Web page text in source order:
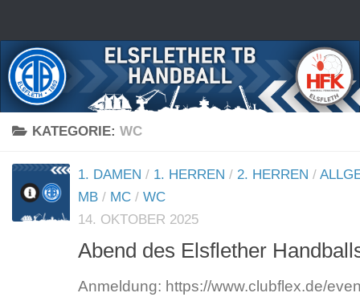
KATEGORIE: WC
1. DAMEN / 1. HERREN / 2. HERREN /
MB / MC / WC
14. OKTOBER 2025
Abend des Elsflether
Anmeldung: https://www.clubflex.de/